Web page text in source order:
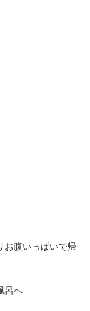
お腹いっぱいで帰
呂へ